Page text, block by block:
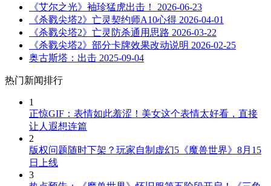
《艾尔之光》袖珍猛虎出击！
2026-06-23
《杀戮尖塔2》亡灵契约师A10心得 2026-04-01
《杀戮尖塔2》亡灵防杀通用思路 2026-03-22
《杀戮尖塔2》部分卡牌效果改动说明 2026-02-25
奥古斯塔：出击 2025-09-04
热门新闻排行
1
正惊GIF：表情如此羞涩！美女这个表情太好看，直接
让人遐想连篇
2
版权问题随时下架？玩家自制虚幻5《魔兽世界》8月15
日上线
3